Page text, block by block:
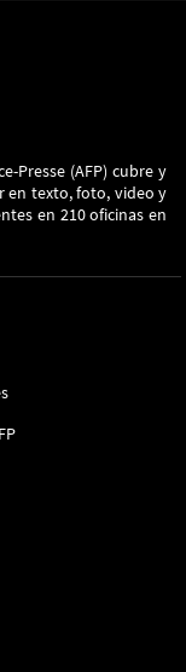
Presse (AFP) cubre y
en texto, foto, video y
en 210 oficinas en